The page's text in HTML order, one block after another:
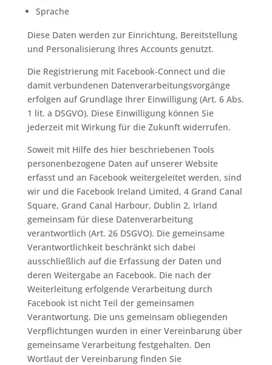
Sprache
Diese Daten werden zur Einrichtung, Bereitstellung
und Personalisierung Ihres Accounts genutzt.
Die Registrierung mit Facebook-Connect und die
damit verbundenen Datenverarbeitungsvorgänge
erfolgen auf Grundlage Ihrer Einwilligung (Art. 6 Abs.
1 lit. a DSGVO). Diese Einwilligung können Sie
jederzeit mit Wirkung für die Zukunft widerrufen.
Soweit mit Hilfe des hier beschriebenen Tools
personenbezogene Daten auf unserer Website
erfasst und an Facebook weitergeleitet werden, sind
wir und die Facebook Ireland Limited, 4 Grand Canal
Square, Grand Canal Harbour, Dublin 2, Irland
gemeinsam für diese Datenverarbeitung
verantwortlich (Art. 26 DSGVO). Die gemeinsame
Verantwortlichkeit beschränkt sich dabei
ausschließlich auf die Erfassung der Daten und
deren Weitergabe an Facebook. Die nach der
Weiterleitung erfolgende Verarbeitung durch
Facebook ist nicht Teil der gemeinsamen
Verantwortung. Die uns gemeinsam obliegenden
Verpflichtungen wurden in einer Vereinbarung über
gemeinsame Verarbeitung festgehalten. Den
Wortlaut der Vereinbarung finden Sie